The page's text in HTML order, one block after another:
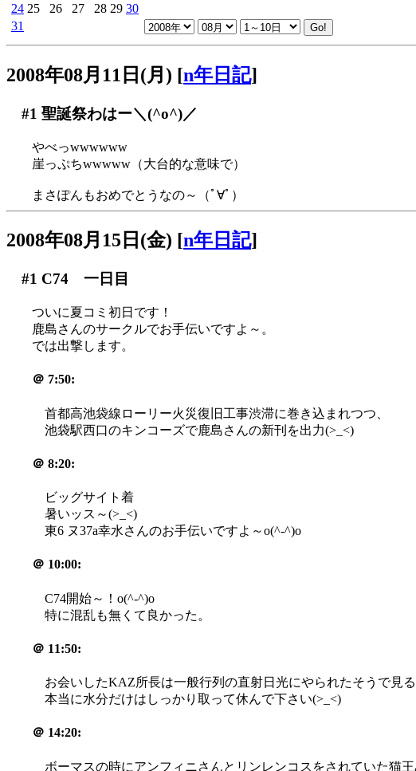
24 25 26 27 28 29 30
31
2008年08月11日(月) [n年日記]
#1 聖誕祭わはー＼(^o^)／
やべっwwwwww
崖っぷちwwwww（大台的な意味で）
まさぽんもおめでとうなの～（ﾟ∀ﾟ）
2008年08月15日(金) [n年日記]
#1 C74 一日目
ついに夏コミ初日です！
鹿島さんのサークルでお手伝いですよ～。
では出撃します。
＠ 7:50:
首都高池袋線ローリー火災復旧工事渋滞に巻き込まれつつ、
池袋駅西口のキンコーズで鹿島さんの新刊を出力(>_<)
＠ 8:20:
ビッグサイト着
暑いッス～(>_<)
東6 ヌ37a幸水さんのお手伝いですよ～o(^-^)o
＠ 10:00:
C74開始～！o(^-^)o
特に混乱も無くて良かった。
＠ 11:50:
お会いしたKAZ所長は一般行列の直射日光にやられたそうで見
本当に水分だけはしっかり取って休んで下さい(>_<)
＠ 14:20:
ボーマスの時にアンフィニさんとリンレンコスをされていた猫王